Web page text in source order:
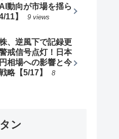
動向が市場を揺ら
11】
9 views
、逆風下で記録更
戒信号点灯！日本
相場への影響と今
略【5/17】
8
ン